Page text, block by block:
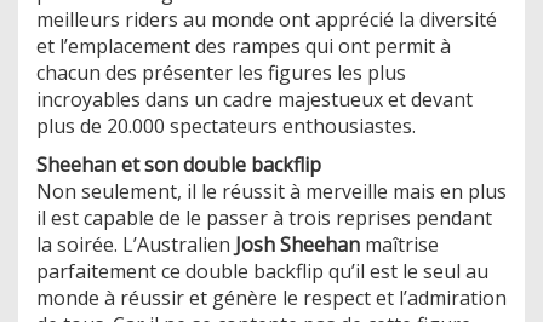
meilleurs riders au monde ont apprécié la diversité
et l’emplacement des rampes qui ont permit à
chacun des présenter les figures les plus
incroyables dans un cadre majestueux et devant
plus de 20.000 spectateurs enthousiastes.
Sheehan et son double backflip
Non seulement, il le réussit à merveille mais en plus
il est capable de le passer à trois reprises pendant
la soirée. L’Australien Josh Sheehan maîtrise
parfaitement ce double backflip qu’il est le seul au
monde à réussir et génère le respect et l’admiration